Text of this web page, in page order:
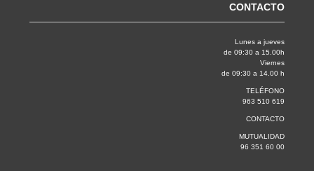
CONTACTO
Lunes a jueves
de 09:30 a 15.00h
Viernes
de 09:30 a 14.00 h
TELÉFONO
963 510 619
CONTACTO
MUTUALIDAD
96 351 60 00